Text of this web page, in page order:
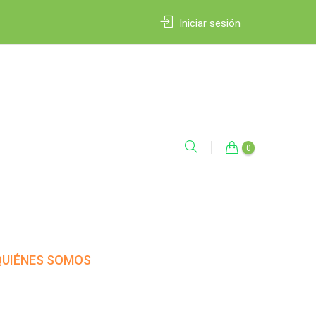
Iniciar sesión
0
SOMOS